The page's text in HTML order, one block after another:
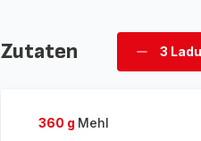
Zutaten
Ladungen
3
360 g Mehl